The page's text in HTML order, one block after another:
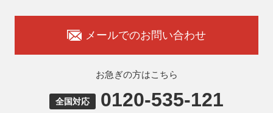
メールアドレス：ocprivacy@officecom.co.jp
※土・日曜日、祝日、年末年始、ゴールデンウィーク期間は翌営
7. 個人情報を提供されることの任意性
お客様がご自身の個人情報を弊社に提供されるか否かはお客様の
サービスをご提供できない場合がありますのでご承知おきくださ
メールでのお問い合わせ
お急ぎの方はこちら
全国対応 0120-535-121